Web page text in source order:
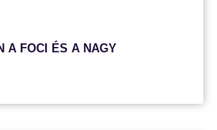
A FOCI ÉS A NAGY